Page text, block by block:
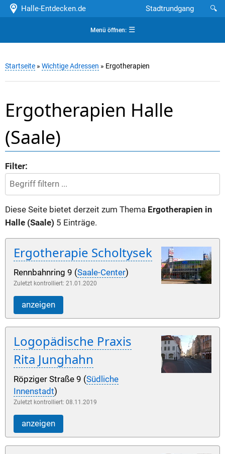
Halle-Entdecken.de 🔍
Stadtrundgang
Menü öffnen:☰
Startseite » Wichtige Adressen » Ergotherapien
Ergotherapien Halle
(Saale)
Filter:
Diese Seite bietet derzeit zum Thema Ergotherapien in
Halle (Saale) 5 Einträge.
Ergotherapie Scholtysek
Rennbahnring 9 (Saale-Center)
Zuletzt kontrolliert: 21.01.2020
anzeigen
Logopädische Praxis
Rita Junghahn
Röpziger Straße 9 (Südliche
Innenstadt)
Zuletzt kontrolliert: 08.11.2019
anzeigen